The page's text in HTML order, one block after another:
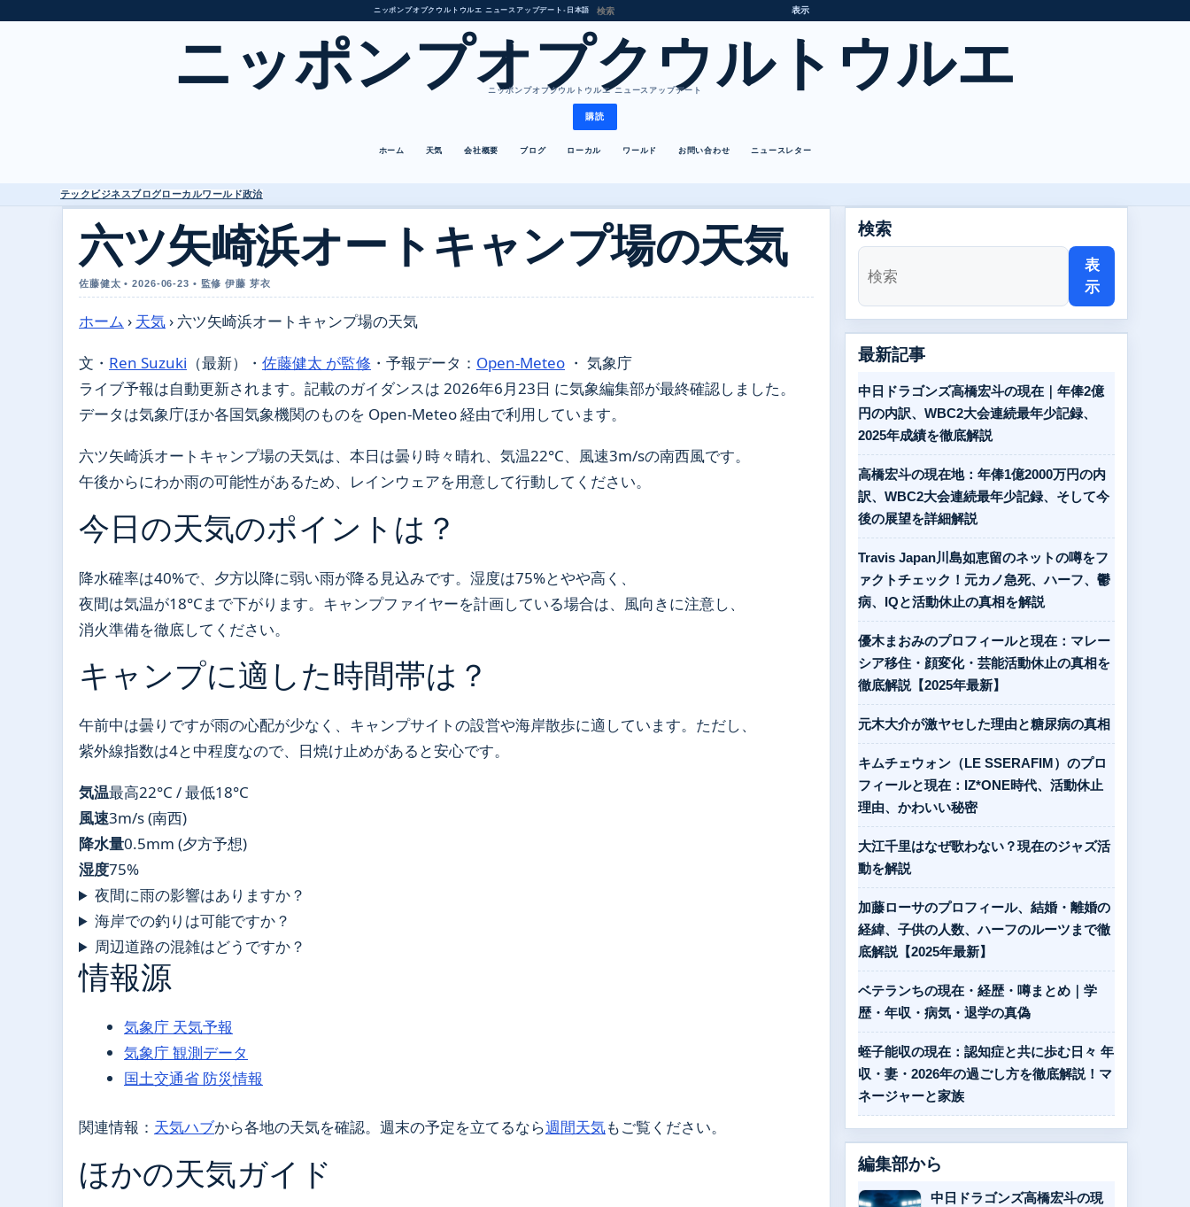
ニッポンプオプクウルトウルエ ニュースアップデート • 日本語 表示
ニッポンプオプクウルトウルエ
ニッポンプオプクウルトウルエ ニュースアップデート
購読
ホーム 天気 会社概要 ブログ ローカル ワールド お問い合わせ ニュースレター
テック ビジネスブログローカルワールド政治
六ツ矢崎浜オートキャンプ場の天気
佐藤健太 • 2026-06-23 • 監修 伊藤 芽衣
ホーム › 天気› 六ツ矢崎浜オートキャンプ場の天気
文・ Ren Suzuki （最新） ・ 佐藤健太 が監修 ・ 予報データ： Open-Meteo ・ 気象庁
ライブ予報は自動更新されます。記載のガイダンスは 2026年6月23日 に気象編集部が最終確認しました。
データは気象庁ほか各国気象機関のものを Open-Meteo 経由で利用しています。
六ツ矢崎浜オートキャンプ場の天気は、本日は曇り時々晴れ、気温22°C、風速3m/sの南西風です。
午後からにわか雨の可能性があるため、レインウェアを用意して行動してください。
今日の天気のポイントは？
降水確率は40%で、夕方以降に弱い雨が降る見込みです。湿度は75%とやや高く、
夜間は気温が18°Cまで下がります。キャンプファイヤーを計画している場合は、風向きに注意し、
消火準備を徹底してください。
キャンプに適した時間帯は？
午前中は曇りですが雨の心配が少なく、キャンプサイトの設営や海岸散歩に適しています。ただし、
紫外線指数は4と中程度なので、日焼け止めがあると安心です。
気温最高22°C / 最低18°C
風速3m/s (南西)
降水量0.5mm (夕方予想)
湿度75%
夜間に雨の影響はありますか？
海岸での釣りは可能ですか？
周辺道路の混雑はどうですか？
情報源
気象庁 天気予報
気象庁 観測データ
国土交通省 防災情報
関連情報： 天気ハブから各地の天気を確認。週末の予定を立てるなら週間天気もご覧ください。
ほかの天気ガイド
検索
表
示
最新記事
中日ドラゴンズ高橋宏斗の現在｜年俸2億
円の内訳、WBC2大会連続最年少記録、
2025年成績を徹底解説
高橋宏斗の現在地：年俸1億2000万円の内
訳、WBC2大会連続最年少記録、そして今
後の展望を詳細解説
Travis Japan川島如恵留のネットの噂をフ
ァクトチェック！元カノ急死、ハーフ、鬱
病、IQと活動休止の真相を解説
優木まおみのプロフィールと現在：マレー
シア移住・顔変化・芸能活動休止の真相を
徹底解説【2025年最新】
元木大介が激ヤセした理由と糖尿病の真相
キムチェウォン（LE SSERAFIM）のプロ
フィールと現在：IZ*ONE時代、活動休止
理由、かわいい秘密
大江千里はなぜ歌わない？現在のジャズ活
動を解説
加藤ローサのプロフィール、結婚・離婚の
経緯、子供の人数、ハーフのルーツまで徹
底解説【2025年最新】
ベテランちの現在・経歴・噂まとめ｜学
歴・年収・病気・退学の真偽
蛭子能収の現在：認知症と共に歩む日々 年
収・妻・2026年の過ごし方を徹底解説！マ
ネージャーと家族
編集部から
中日ドラゴンズ高橋宏斗の現